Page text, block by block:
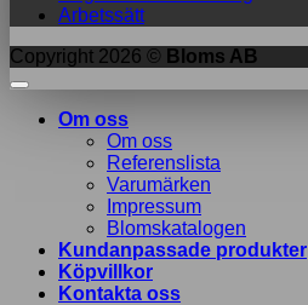
Arbetssätt
Copyright 2026 © Bloms AB
Om oss
Om oss
Referenslista
Varumärken
Impressum
Blomskatalogen
Kundanpassade produkter
Köpvillkor
Kontakta oss